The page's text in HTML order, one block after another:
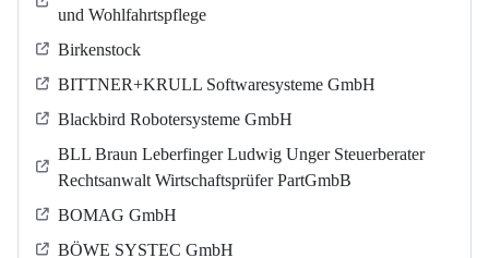
und Wohlfahrtspflege
Birkenstock
BITTNER+KRULL Softwaresysteme GmbH
Blackbird Robotersysteme GmbH
BLL Braun Leberfinger Ludwig Unger Steuerberater
Rechtsanwalt Wirtschaftsprüfer PartGmbB
BOMAG GmbH
BÖWE SYSTEC GmbH